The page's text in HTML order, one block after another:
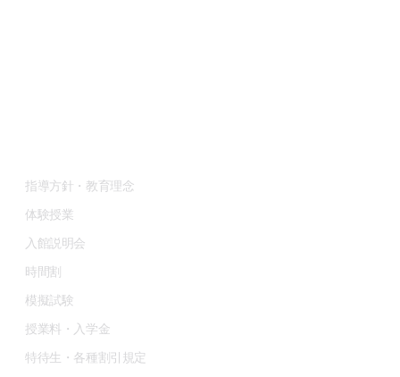
指導方針・教育理念
体験授業
入館説明会
時間割
模擬試験
授業料・入学金
特待生・各種割引規定